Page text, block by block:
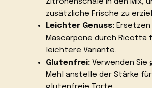
zusätzliche Frische zu
Leichter Genuss:Ersetzen
Mascarpone durch Ricotta
leichtere Variante.
Glutenfrei:Verwenden Sie
Mehl anstelle der Stärke